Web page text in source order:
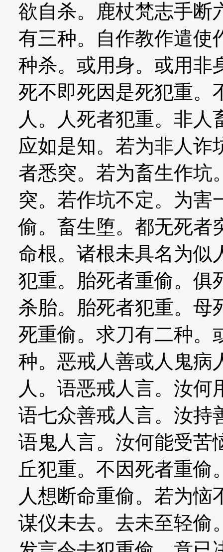
欲自杀。鹿杖梵志手断
有三种。自作教作遣使
种杀。或用身。或用非
死不即死因是死犯重。
人。人死者犯重。非
应如是知。若为非人诈
者悉突。若为畜生作坑
突。若作坑不定。为害
偷。畜生堕。都无死者
命根。诸根未具名为似
犯重。胎死者重偷。俱
杀胎。胎死者犯重。母
死重偷。求刀有二种。
种。恶戒人善或人鬼病
人。语恶戒人言。汝
语七众善戒人言。汝持
语鬼人言。汝何能受苦
丘犯重。不因死者重
人想断命重偷。若为
谋仪未去。去未至轻偷